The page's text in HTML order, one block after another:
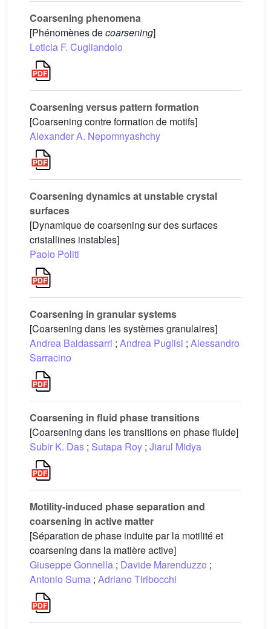
Coarsening phenomena
[Phénomènes decoarsening]
Leticia F. Cugliandolo
Coarsening versus pattern formation
[Coarsening contre formation de motifs]
Alexander A. Nepomnyashchy
Coarsening dynamics at unstable crystal
surfaces
[Dynamique de coarsening sur des surfaces
cristallines instables]
Paolo Politi
Coarsening in granular systems
[Coarsening dans les systèmes granulaires]
Andrea Baldassarri ; Andrea Puglisi ; Alessandro
Sarracino
Coarsening in fluid phase transitions
[Coarsening dans les transitions en phase fluide]
Subir K. Das ; Sutapa Roy ; Jiarul Midya
Motility-induced phase separation and
coarsening in active matter
[Séparation de phase induite par la motilité et
coarsening dans la matière active]
Giuseppe Gonnella ; Davide Marenduzzo ;
Antonio Suma ; Adriano Tiribocchi